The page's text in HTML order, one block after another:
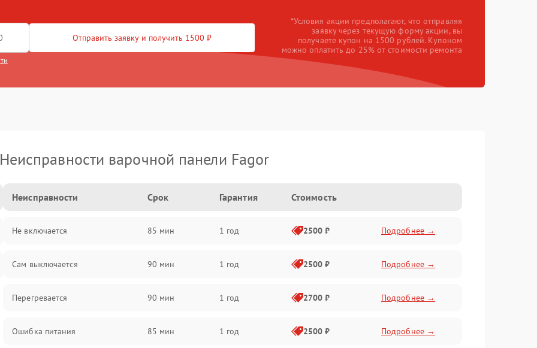
Отправить заявку и получить 1500 ₽
*Условия акции предполагают, что отправляя
заявку через текущую форму акции, вы
получаете купон на 1500 рублей. Купоном
можно оплатить до 25% от стоимости ремонта
Неисправности варочной панели Fagor
Неисправности Срок Гарантия Стоимость
Не включается 85 мин 1 год 2500 ₽ Подробнее →
Сам выключается 90 мин 1 год 2500 ₽ Подробнее →
Перегревается 90 мин 1 год 2700 ₽ Подробнее →
Ошибка питания 85 мин 1 год 2500 ₽ Подробнее →